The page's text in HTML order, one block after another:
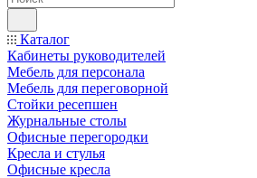
Каталог
Кабинеты руководителей
Мебель для персонала
Мебель для переговорной
Стойки ресепшен
Журнальные столы
Офисные перегородки
Кресла и стулья
Офисные кресла